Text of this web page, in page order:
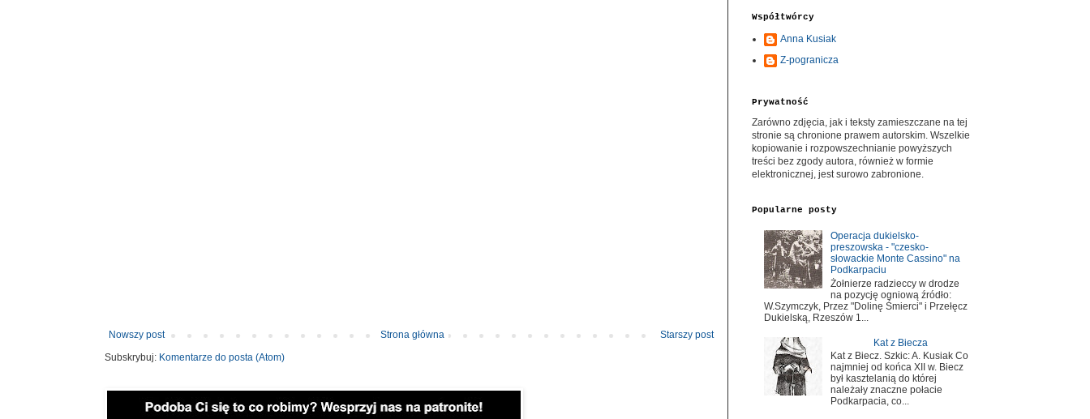
Nowszy post Starszy post
Strona główna
Subskrybuj: Komentarze do posta (Atom)
Współtwórcy
Anna Kusiak
Z-pogranicza
Prywatność
Zarówno zdjęcia, jak i teksty zamieszczane na tej
stronie są chronione prawem autorskim. Wszelkie
kopiowanie i rozpowszechnianie powyższych
treści bez zgody autora, również w formie
elektronicznej, jest surowo zabronione.
Popularne posty
Operacja dukielsko-
preszowska - "czesko-
słowackie Monte Cassino" na
Podkarpaciu
Żołnierze radzieccy w drodze
na pozycję ogniową źródło:
W.Szymczyk, Przez "Dolinę Śmierci" i Przełęcz
Dukielską, Rzeszów 1...
Kat z Biecza
Kat z Biecz. Szkic: A. Kusiak Co
najmniej od końca XII w. Biecz
był kasztelanią do której
należały znaczne połacie
Podkarpacia, co...